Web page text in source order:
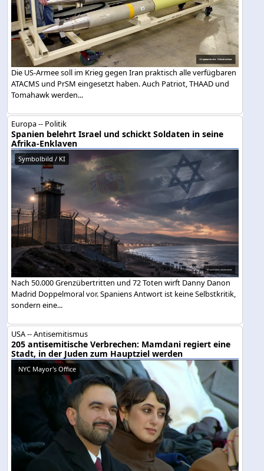
Die US-Armee soll im Krieg gegen Iran praktisch alle verfügbaren
ATACMS und PrSM eingesetzt haben. Auch Patriot, THAAD und
Tomahawk werden...
Europa -- Politik
Spanien belehrt Israel und schickt Soldaten in seine
Afrika-Enklaven
Symbolbild / KI
Nach 50.000 Grenzübertritten und 72 Toten wirft Danny Danon
Madrid Doppelmoral vor. Spaniens Antwort ist keine Selbstkritik,
sondern eine...
USA -- Antisemitismus
205 antisemitische Verbrechen: Mamdani regiert eine
Stadt, in der Juden zum Hauptziel werden
NYC Mayor's Office